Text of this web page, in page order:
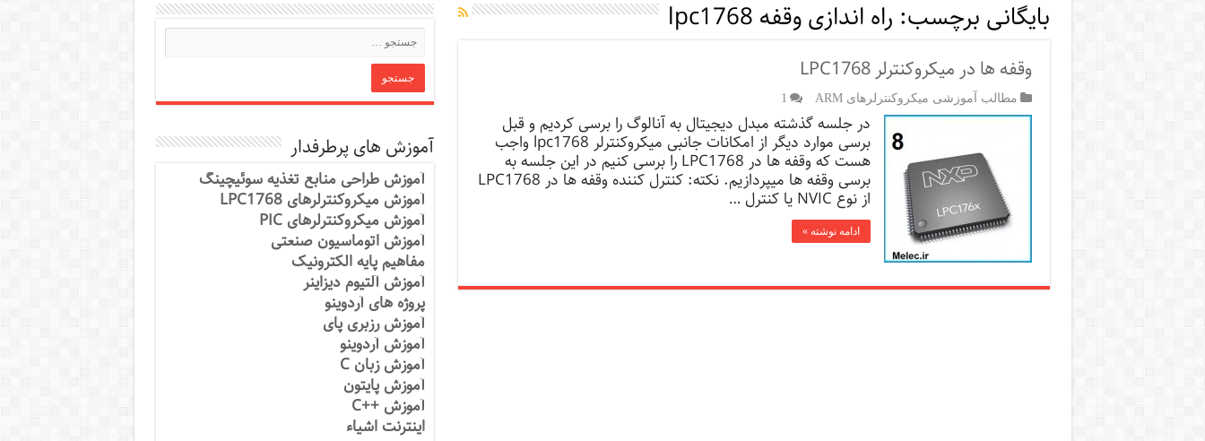
بایگانی برچسب: راه اندازی وقفه lpc1768
وقفه ها در میکروکنترلر LPC1768
مطالب آموزشی میکروکنترلرهای ARM 1
در جلسه گذشته مبدل دیجیتال به آنالوگ را برسی کردیم و قبل
برسی موارد دیگر از امکانات جانبی میکروکنترلر lpc1768 واجب
هست که وقفه ها در LPC1768 را برسی کنیم در این جلسه به
برسی وقفه ها میپردازیم. نکته: کنترل کننده وقفه ها در LPC1768
از نوع NVIC یا کنترل …
ادامه نوشته »
آموزش های پرطرفدار
آموزش طراحی منابع تغذیه سوئیچینگ
آموزش میکروکنترلرهای LPC1768
آموزش میکروکنترلرهای PIC
آموزش اتوماسیون صنعتی
مفاهیم پایه الکترونیک
آموزش آلتیوم دیزاینر
پروژه های آردوینو
آموزش رزبری پای
آموزش آردوینو
آموزش زبان C
آموزش پایتون
آموزش ++C
اینترنت اشیاء